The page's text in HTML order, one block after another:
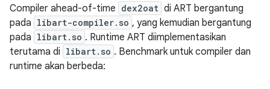
Compiler ahead-of-time dex2oat di ART bergantung
pada libart-compiler.so , yang kemudian bergantung
pada libart.so . Runtime ART diimplementasikan
terutama di libart.so . Benchmark untuk compiler dan
runtime akan berbeda: